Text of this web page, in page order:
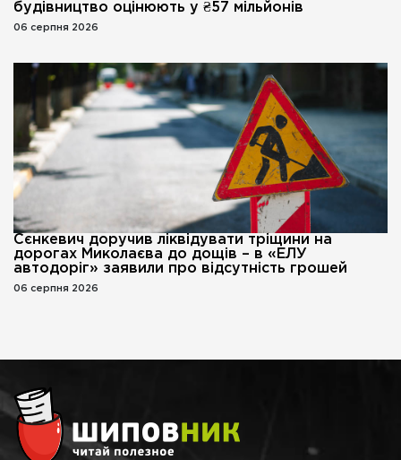
будівництво оцінюють у ₴57 мільйонів
06 серпня 2026
Сєнкевич доручив ліквідувати тріщини на
дорогах Миколаєва до дощів – в «ЕЛУ
автодоріг» заявили про відсутність грошей
06 серпня 2026